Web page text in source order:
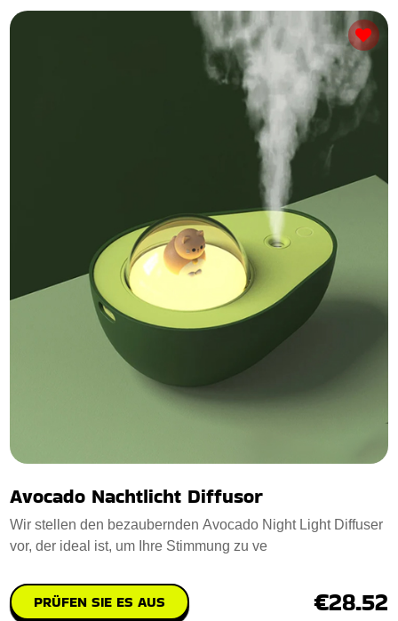
Avocado Nachtlicht Diffusor
Wir stellen den bezaubernden Avocado Night Light Diffuser
vor, der ideal ist, um Ihre Stimmung zu ve
PRÜFEN SIE ES AUS €28.52